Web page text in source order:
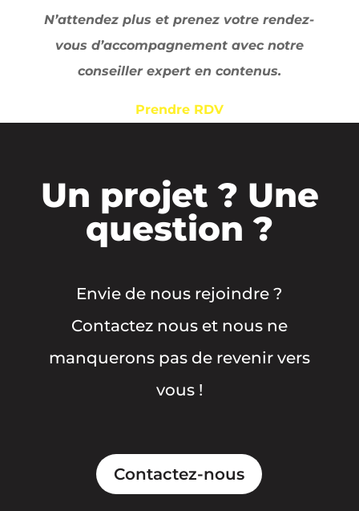
N’attendez plus et prenez votre rendez-
vous d’accompagnement avec notre
conseiller expert en contenus.
Prendre RDV
Un projet ? Une
question ?
Envie de nous rejoindre ?
Contactez nous et nous ne
manquerons pas de revenir vers
vous !
Contactez-nous